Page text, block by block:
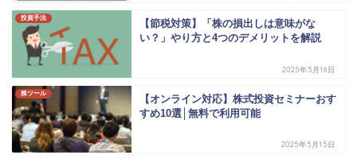
投資手法
【節税対策】「株の損出しは意味がな
い？」やり方と4つのデメリットを解説
2025年5月16日
株ツール
【オンライン対応】株式投資セミナーおす
すめ10選│無料で利用可能
2025年5月15日